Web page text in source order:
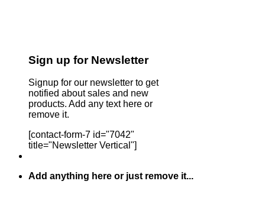
Sign up for Newsletter
Signup for our newsletter to get
notified about sales and new
products. Add any text here or
remove it.
[contact-form-7 id="7042"
title="Newsletter Vertical"]
Add anything here or just remove it...